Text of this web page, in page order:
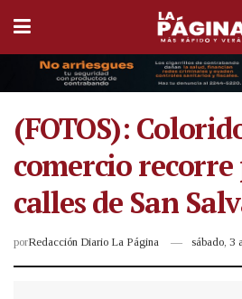
(FOTOS):
comercio
calles de San
porRedacción Diario La Página sábado, 3